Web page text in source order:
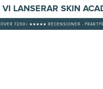
VI LANSERAR SKIN
ÖVER 7200+ ★★★★★ RECENSIONER -